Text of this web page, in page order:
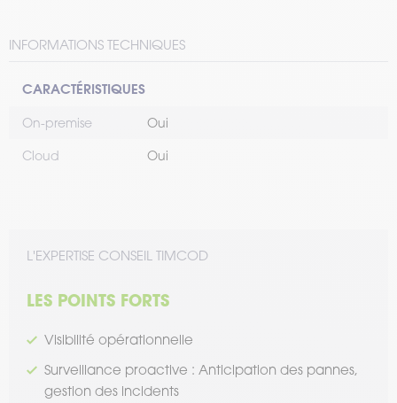
INFORMATIONS TECHNIQUES
CARACTÉRISTIQUES
On-premise Oui
Cloud Oui
L'EXPERTISE CONSEIL TIMCOD
LES POINTS FORTS
Visibilité opérationnelle
Surveillance proactive : Anticipation des pannes,
gestion des incidents